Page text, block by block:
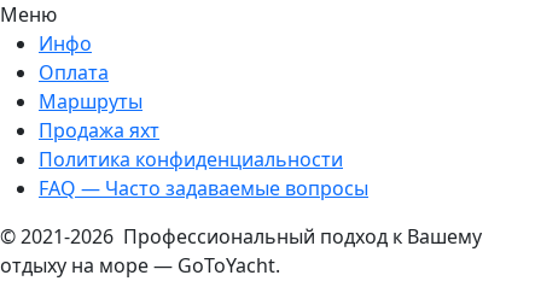
Меню
Инфо
Оплата
Маршруты
Продажа яхт
Политика конфиденциальности
FAQ — Часто задаваемые вопросы
© 2021-2026 Профессиональный подход к Вашему
отдыху на море — GoToYacht.